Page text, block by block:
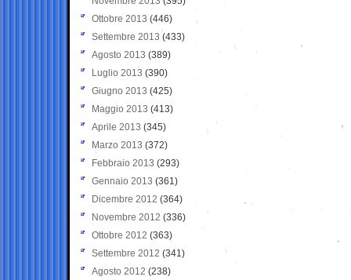
Ottobre 2013 (446)
Settembre 2013 (433)
Agosto 2013 (389)
Luglio 2013 (390)
Giugno 2013 (425)
Maggio 2013 (413)
Aprile 2013 (345)
Marzo 2013 (372)
Febbraio 2013 (293)
Gennaio 2013 (361)
Dicembre 2012 (364)
Novembre 2012 (336)
Ottobre 2012 (363)
Settembre 2012 (341)
Agosto 2012 (238)